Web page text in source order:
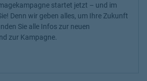
startet jetzt – und im
Denn wir geben alles, um Ihre Zukunft
Sie alle Infos zur neuen
zur Kampagne.
Opens in New Tab